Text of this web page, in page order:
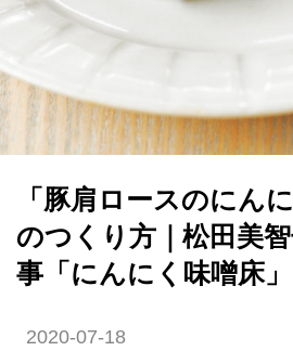
「豚肩ロースのにん
のつくり方｜松田美
事「にんにく味噌床」
2020-07-18